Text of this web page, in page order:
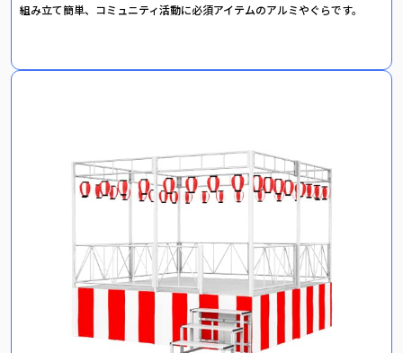
組み立て簡単、コミュニティ活動に必須アイテムのアルミやぐらです。